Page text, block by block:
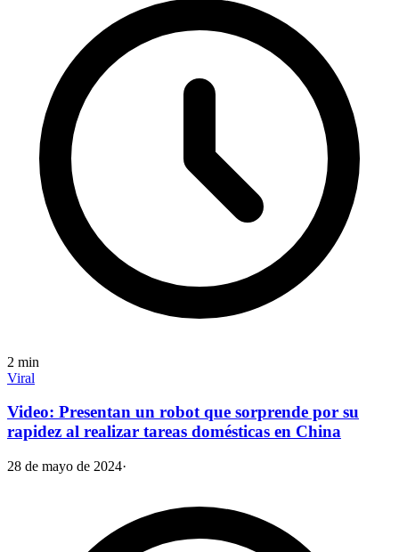
2 min
Viral
Video: Presentan un robot que sorprende por su
rapidez al realizar tareas domésticas en China
28 de mayo de 2024·